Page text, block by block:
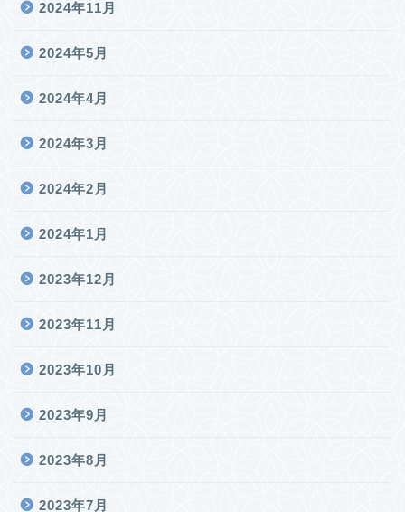
2024年11月
2024年5月
2024年4月
2024年3月
2024年2月
2024年1月
2023年12月
2023年11月
2023年10月
2023年9月
2023年8月
2023年7月